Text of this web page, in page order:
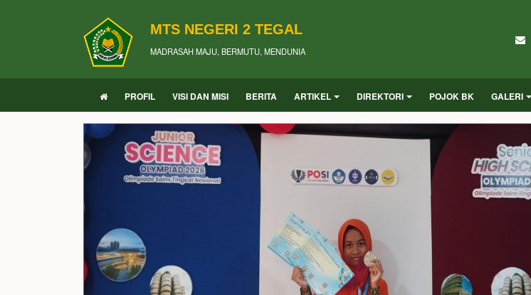
MTS NEGERI 2 TEGAL
MADRASAH MAJU, BERMUTU, MENDUNIA
PROFIL VISI DAN MISI BERITA ARTIKEL DIREKTORI POJOK BK GALERI